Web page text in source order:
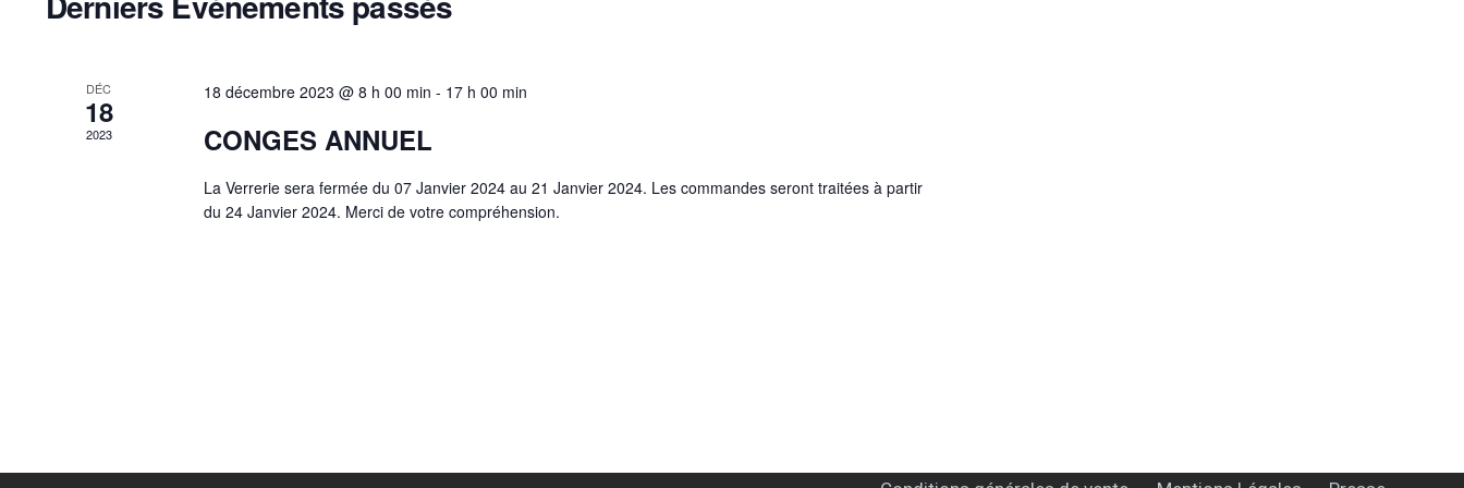
Évènements
DÉC
18
2023
18 décembre 2023 @ 8 h 00 min - 17 h 00 min
CONGES ANNUEL
La Verrerie sera fermée du 07 Janvier 2024 au 21 Janvier 2024. Les commandes seront traitées à partir
du 24 Janvier 2024. Merci de votre compréhension.